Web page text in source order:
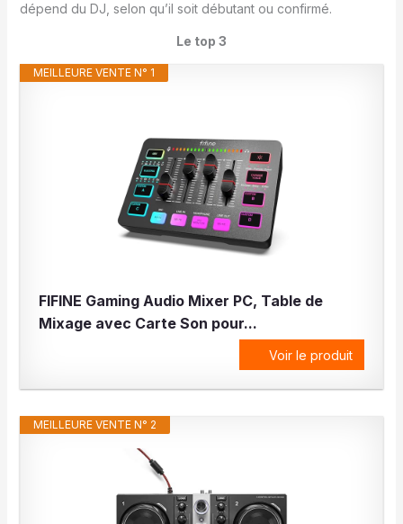
dépend du DJ, selon qu’il soit débutant ou confirmé.
Le top 3
MEILLEURE VENTE N° 1
FIFINE Gaming Audio Mixer PC, Table de
Mixage avec Carte Son pour...
Voir le produit
MEILLEURE VENTE N° 2